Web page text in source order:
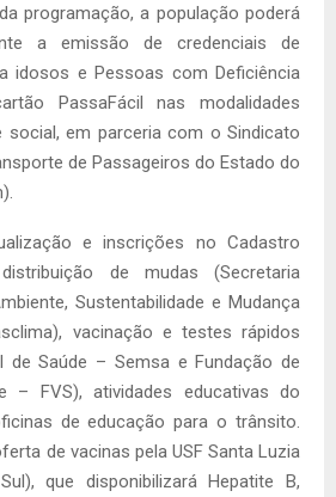
programação, a população poderá
a emissão de credenciais de
idosos e Pessoas com Deficiência
PassaFácil nas modalidades
social, em parceria com o Sindicato
de Passageiros do Estado do
e inscrições no Cadastro
de mudas (Secretaria
Sustentabilidade e Mudança
vacinação e testes rápidos
de Saúde – Semsa e Fundação de
– FVS), atividades educativas do
de educação para o trânsito.
de vacinas pela USF Santa Luzia
que disponibilizará Hepatite B,